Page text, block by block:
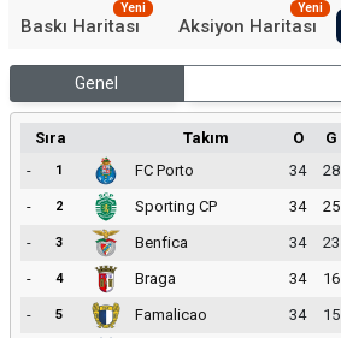
Baskı Haritası
Yeni
Aksiyon Haritası
Yeni
Genel
Sıra Takım O G
-
1 FC Porto 34 28
-
2 Sporting CP 34 25
-
3 Benfica 34 23
-
4 Braga 34 16
-
5 Famalicao 34 15